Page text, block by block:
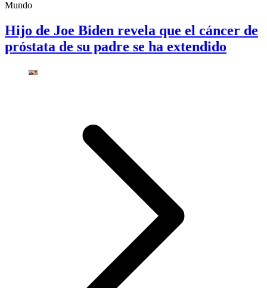
Mundo
Hijo de Joe Biden revela que el cáncer de
próstata de su padre se ha extendido